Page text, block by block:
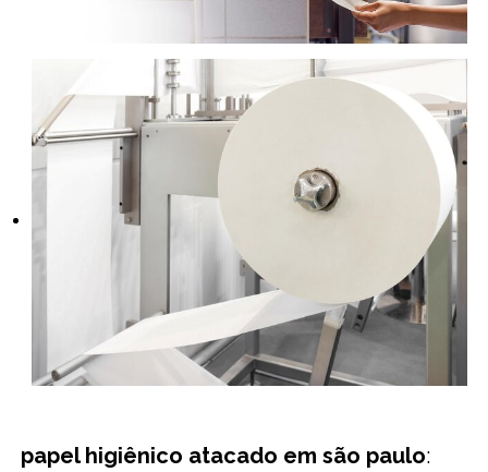
papel higiênico atacado em são paulo: